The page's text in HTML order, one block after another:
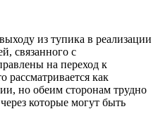
из тупика в реализации
связанного с
на переход к
рассматривается как
но обеим сторонам трудно
которые могут быть